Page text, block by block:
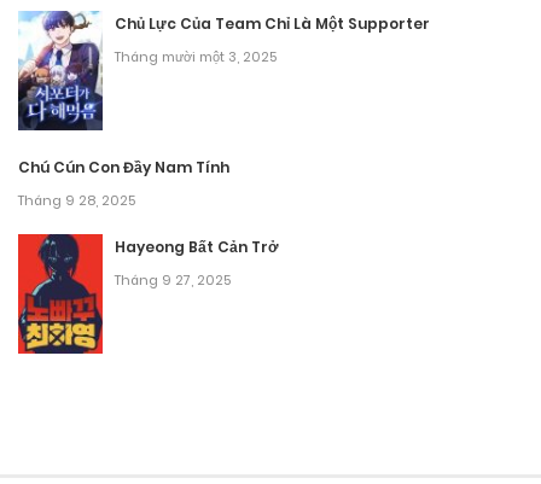
Chủ Lực Của Team Chỉ Là Một Supporter
Tháng mười một 3, 2025
Chú Cún Con Đầy Nam Tính
Tháng 9 28, 2025
Hayeong Bất Cản Trở
Tháng 9 27, 2025